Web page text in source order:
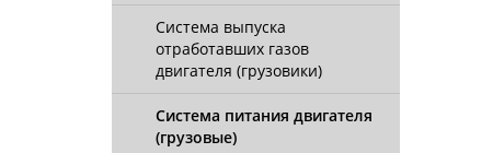
Система выпуска
отработавших газов
двигателя (грузовики)
Система питания двигателя
(грузовые)